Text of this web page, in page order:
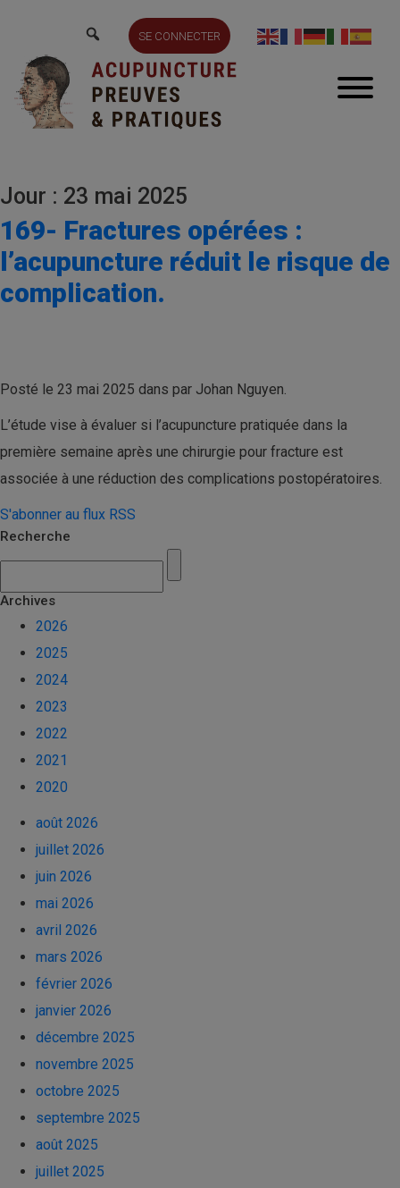
SE CONNECTER
Jour : 23 mai 2025
169- Fractures opérées :
l’acupuncture réduit le risque de
complication.
Posté le 23 mai 2025 dans par Johan Nguyen.
L’étude vise à évaluer si l’acupuncture pratiquée dans la
première semaine après une chirurgie pour fracture est
associée à une réduction des complications postopératoires.
S'abonner au flux RSS
Recherche
Archives
2026
2025
2024
2023
2022
2021
2020
août 2026
juillet 2026
juin 2026
mai 2026
avril 2026
mars 2026
février 2026
janvier 2026
décembre 2025
novembre 2025
octobre 2025
septembre 2025
août 2025
juillet 2025